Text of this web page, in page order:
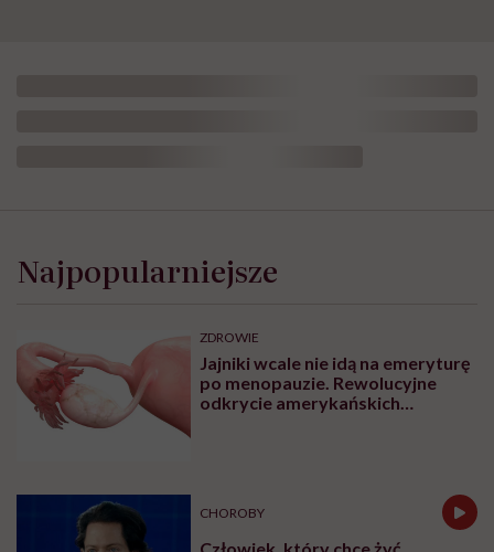
siebie dużo bardziej niż
kiedykolwiek do tej pory”